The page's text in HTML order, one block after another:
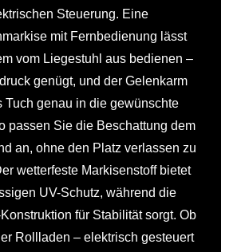
Steuerung. Eine
mit Fernbedienung lässt
vom Liegestuhl aus bedienen –
genügt, und der Gelenkarm
Tuch genau in die gewünschte
passen Sie die Beschattung dem
an, ohne den Platz verlassen zu
wetterfeste Markisenstoff bietet
UV-Schutz, während die
für Stabilität sorgt. Ob
Rollladen – elektrisch gesteuert